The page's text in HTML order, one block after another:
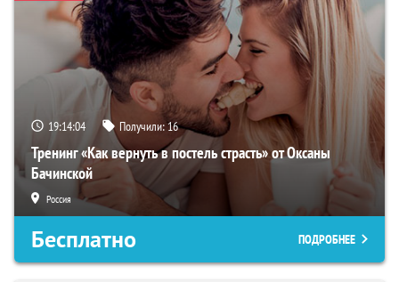
19:14:03 Получили:16
Тренинг «Как вернуть в постель страсть» от Оксаны
Бачинской
Россия
Бесплатно ПОДРОБНЕЕ